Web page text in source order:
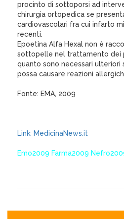
procinto di sottoporsi ad
chirurgia ortopedica se
cardiovascolari fra cui infarto
recenti.
Epoetina Alfa Hexal non è
sottopelle nel trattamento dei
quanto sono necessari ulteriori
possa causare reazioni
Fonte: EMA, 2009
Link: MedicinaNews.it
Emo2009 Farma2009